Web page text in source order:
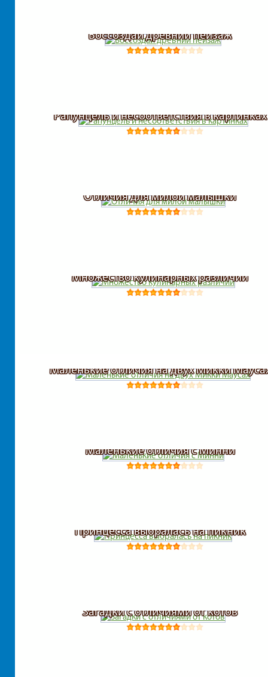
Воссоздай древний пейзаж
Рапунцель и несоответствия в картинках
Отличия для милой малышки
Множество кулинарных различий
Маленькие отличия на двух Микки
Маленькие отличия с Минни
Принцесса выбралась на пикник
Загадки с отличиями от котов